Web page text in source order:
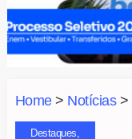
Home> Notícias>
Destaques